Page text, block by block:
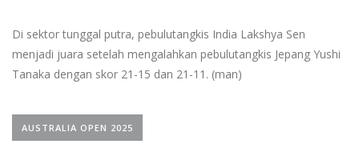
Di sektor tunggal putra, pebulutangkis India Lakshya Sen
menjadi juara setelah mengalahkan pebulutangkis Jepang Yushi
Tanaka dengan skor 21-15 dan 21-11. (man)
AUSTRALIA OPEN 2025